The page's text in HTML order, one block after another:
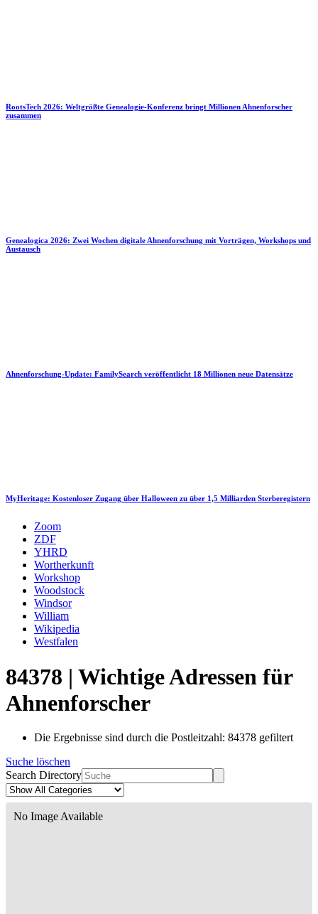
RootsTech 2026: Weltgrößte Genealogie-Konferenz bringt Millionen Ahnenforscher
zusammen
Genealogica 2026: Zwei Wochen digitale Ahnenforschung mit Vorträgen, Workshops und
Austausch
Ahnenforschung-Update: FamilySearch veröffentlicht 18 Millionen neue Datensätze
MyHeritage: Kostenloser Zugang über Halloween zu über 1,5 Milliarden Sterberegistern
Zoom
ZDF
YHRD
Wortherkunft
Workshop
Woodstock
Windsor
William
Wikipedia
Westfalen
84378 | Wichtige Adressen für
Ahnenforscher
Die Ergebnisse sind durch die Postleitzahl: 84378 gefiltert
Suche löschen
Search Directory
No Image Available